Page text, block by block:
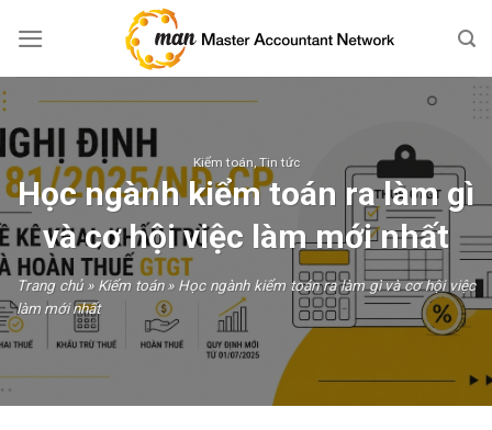
Kiểm toán Tin tức
Học ngành kiểm toán ra làm gì
và cơ hội việc làm mới nhất
Trang chủ» Kiểm toán» Học ngành kiểm toán ra làm gì và cơ hội việc
làm mới nhất